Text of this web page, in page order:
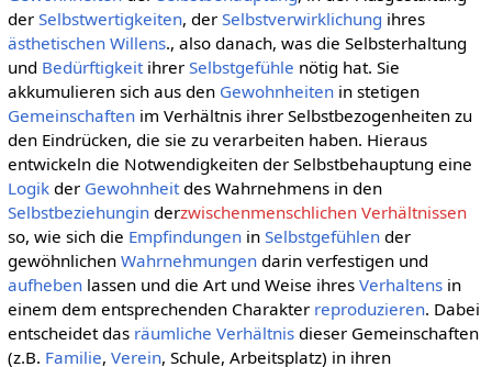
der Selbstwertigkeiten, der Selbstverwirklichung ihres
ästhetischen Willens., also danach, was die Selbsterhaltung
und Bedürftigkeitihrer Selbstgefühle nötig hat. Sie
akkumulieren sich aus den Gewohnheitenin stetigen
Gemeinschaftenim Verhältnis ihrer Selbstbezogenheiten zu
den Eindrücken, die sie zu verarbeiten haben. Hieraus
entwickeln die Notwendigkeiten der Selbstbehauptung eine
Logikder Gewohnheitdes Wahrnehmens in den
Selbstbeziehunginderzwischenmenschlichen Verhältnissen
so, wie sich die Empfindungenin Selbstgefühlender
gewöhnlichen Wahrnehmungendarin verfestigen und
aufhebenlassen und die Art und Weise ihres Verhaltensin
einem dem entsprechenden Charakter reproduzieren. Dabei
entscheidet das räumliche Verhältnisdieser Gemeinschaften
(z.B. Familie, Verein, Schule, Arbeitsplatz) in ihren